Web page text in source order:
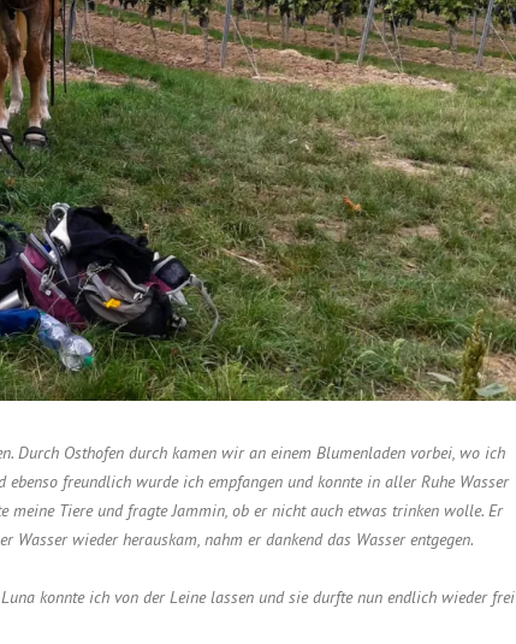
Durch Osthofen durch kamen wir an einem Blumenladen vorbei, wo ich
freundlich wurde ich empfangen und konnte in aller Ruhe Wasser
meine Tiere und fragte Jammin, ob er nicht auch etwas trinken wolle. Er
wieder herauskam, nahm er dankend das Wasser entgegen.
konnte ich von der Leine lassen und sie durfte nun endlich wieder frei